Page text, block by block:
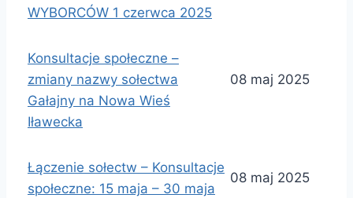
WYBORCÓW 1 czerwca 2025
Konsultacje społeczne –
zmiany nazwy sołectwa
Gałajny na Nowa Wieś
Iławecka
08 maj 2025
Łączenie sołectw – Konsultacje
społeczne: 15 maja – 30 maja
08 maj 2025